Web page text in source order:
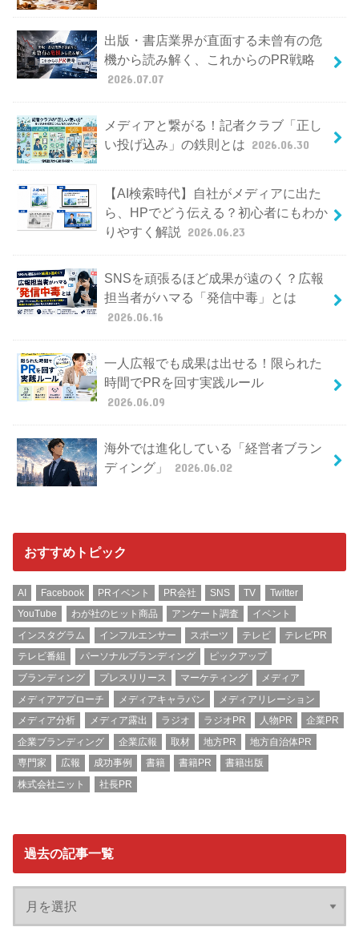
出版・書店業界が直面する未曾有の危
機から読み解く、これからのPR戦略
2026.07.07
メディアと繋がる！記者クラブ「正し
い投げ込み」の鉄則とは 2026.06.30
【AI検索時代】自社がメディアに出た
ら、HPでどう伝える？初心者にもわか
りやすく解説
2026.06.23
SNSを頑張るほど成果が遠のく？広報
担当者がハマる「発信中毒」とは
2026.06.16
一人広報でも成果は出せる！限られた
時間でPRを回す実践ルール
2026.06.09
海外では進化している「経営者ブラン
ディング」
2026.06.02
おすすめトピック
AI Facebook PRイベント PR会社 SNS TV
Twitter
YouTube
わが社のヒット商品 アンケート調査
イベント
インスタグラム
インフルエンサー スポーツ テレビ
テレビPR
テレビ番組
パーソナルブランディング
ピックアップ
ブランディング
プレスリリース マーケティング
メディア
メディアアプローチ
メディアキャラバン
メディアリレーション
メディア分析
メディア露出 ラジオ ラジオPR 人物PR
企業PR
企業ブランディング
企業広報 取材 地方PR
地方自治体PR
専門家
広報 成功事例 書籍 書籍PR
書籍出版
株式会社ニット
社長PR
過去の記事一覧